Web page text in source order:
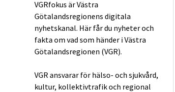
VGRfokus är Västra
Götalandsregionens digitala
nyhetskanal. Här får du nyheter och
fakta om vad som händer i Västra
Götalandsregionen (VGR).
VGR ansvarar för hälso- och sjukvård,
kultur, kollektivtrafik och regional